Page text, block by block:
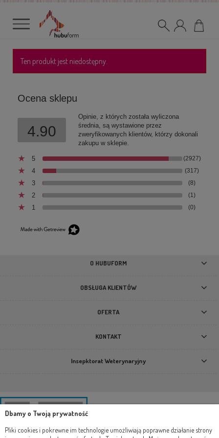
Ten produkt jest niedostępny.
Ocena sklepu
4.90
Opinie, z których została wyliczona
średnia, są wystawione przez
zweryfikowanych klientów, którzy dokonali
zakupu w sklepie.
5 (2927)
4 (317)
3 (8)
2 (1)
1 (0)
O HUBUFORM
OBSŁUGA KLIENTÓW
OFERTA
KONTAKT
Insepktorat Weterynaryjny
Dbamy o Twoją prywatność
Pliki cookies i pokrewne im technologie umożliwiają poprawne działanie strony